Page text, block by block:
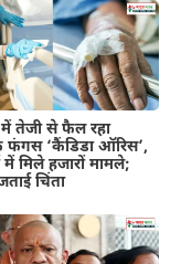
तेजी से फैल रहा
‘कैंडिडा ऑरिस’,
में मिले हजारों मामले;
चिंता